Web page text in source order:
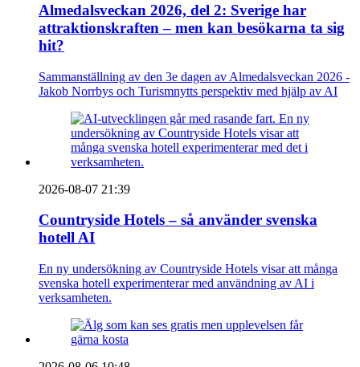
Almedalsveckan 2026, del 2: Sverige har
attraktionskraften – men kan besökarna ta sig
hit?
Sammanställning av den 3e dagen av Almedalsveckan 2026 -
Jakob Norrbys och Turismnytts perspektiv med hjälp av AI
2026-08-07 21:39
Countryside Hotels – så använder svenska
hotell AI
En ny undersökning av Countryside Hotels visar att många
svenska hotell experimenterar med användning av AI i
verksamheten.